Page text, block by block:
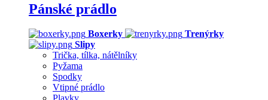
Pánské prádlo
Boxerky
Trenýrky
Slipy
Trička, tílka, nátělníky
Pyžama
Spodky
Vtipné prádlo